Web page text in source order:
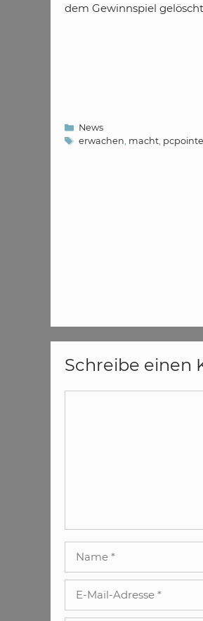
dem Gewinnspiel
Kategorien
News
Schlagwörter
erwachen, macht,
Schreibe einen